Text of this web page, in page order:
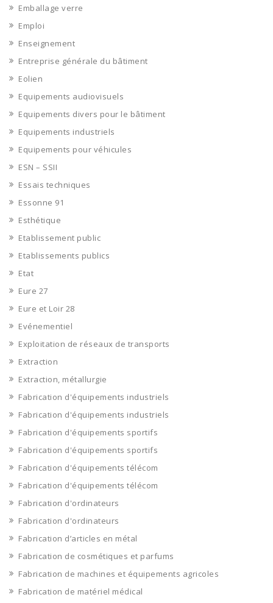
Emballage verre
Emploi
Enseignement
Entreprise générale du bâtiment
Eolien
Equipements audiovisuels
Equipements divers pour le bâtiment
Equipements industriels
Equipements pour véhicules
ESN – SSII
Essais techniques
Essonne 91
Esthétique
Etablissement public
Etablissements publics
Etat
Eure 27
Eure et Loir 28
Evénementiel
Exploitation de réseaux de transports
Extraction
Extraction, métallurgie
Fabrication d'équipements industriels
Fabrication d'équipements industriels
Fabrication d'équipements sportifs
Fabrication d'équipements sportifs
Fabrication d'équipements télécom
Fabrication d'équipements télécom
Fabrication d'ordinateurs
Fabrication d'ordinateurs
Fabrication d’articles en métal
Fabrication de cosmétiques et parfums
Fabrication de machines et équipements agricoles
Fabrication de matériel médical